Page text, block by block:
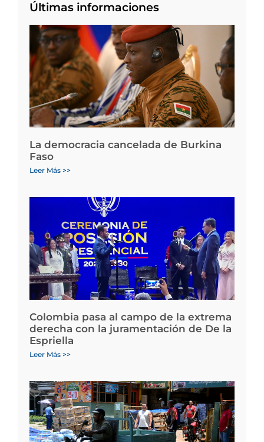
Últimas informaciones
La democracia cancelada de Burkina
Faso
Leer Más >>
Colombia pasa al campo de la extrema
derecha con la juramentación de De la
Espriella
Leer Más >>